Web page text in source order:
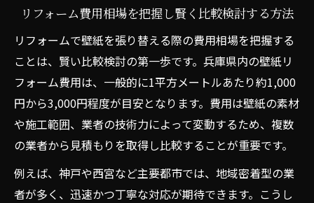
リフォーム費用相場を把握し賢く比較検討する方法
リフォームで壁紙を張り替える際の費用相場を把握する
ことは、賢い比較検討の第一歩です。兵庫県内の壁紙リ
フォーム費用は、一般的に1平方メートルあたり約1,000
円から3,000円程度が目安となります。費用は壁紙の素材
や施工範囲、業者の技術力によって変動するため、複数
の業者から見積もりを取得し比較することが重要です。
例えば、神戸や西宮など主要都市では、地域密着型の業
者が多く、迅速かつ丁寧な対応が期待できます。こうし